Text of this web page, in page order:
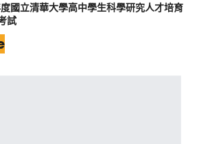
度國立清華大學高中學生科學研究人才培育
試